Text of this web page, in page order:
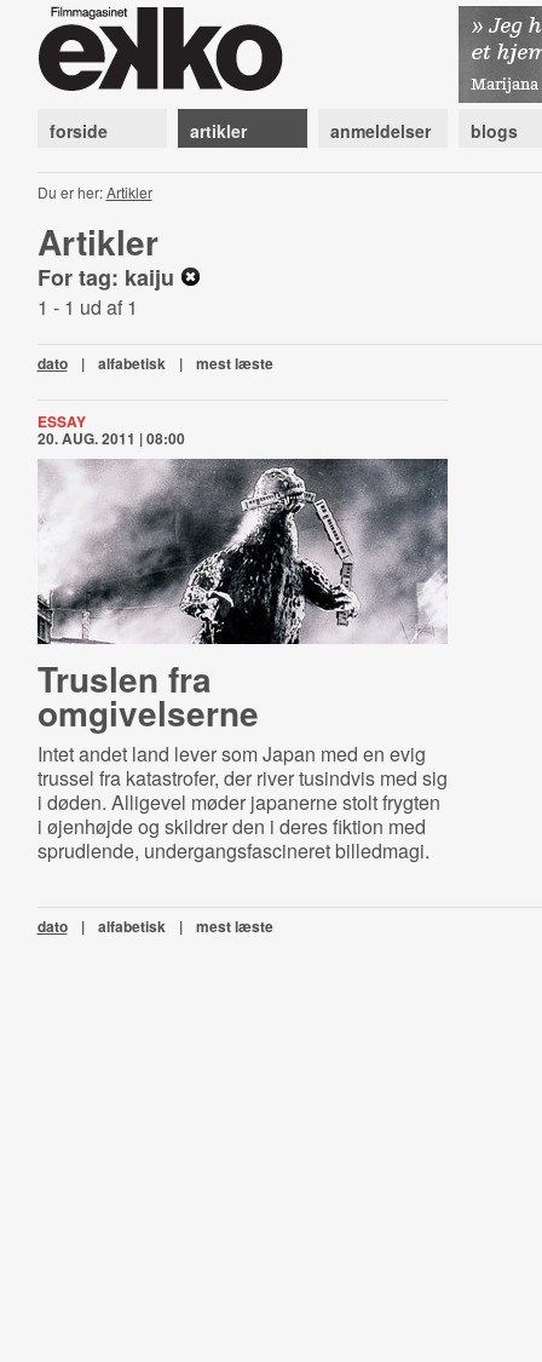
forside artikler anmeldelser blogs
Du er her:Artikler
Artikler
For tag: kaiju
1 - 1 ud af 1
dato | alfabetisk | mest læste
ESSAY
20. AUG. 2011 | 08:00
Truslen fra
omgivelserne
Intet andet land lever som Japan med en evig
trussel fra katastrofer, der river tusindvis med sig
i døden. Alligevel møder japanerne stolt frygten
i øjenhøjde og skildrer den i deres fiktion med
sprudlende, undergangsfascineret billedmagi.
dato | alfabetisk | mest læste